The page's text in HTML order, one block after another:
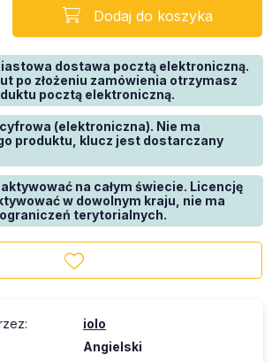
Dodaj do koszyka
dostawa pocztą elektroniczną.
po złożeniu zamówienia otrzymasz
pocztą elektroniczną.
(elektroniczna). Nie ma
produktu, klucz jest dostarczany
na całym świecie. Licencję
w dowolnym kraju, nie ma
terytorialnych.
:
iolo
Angielski